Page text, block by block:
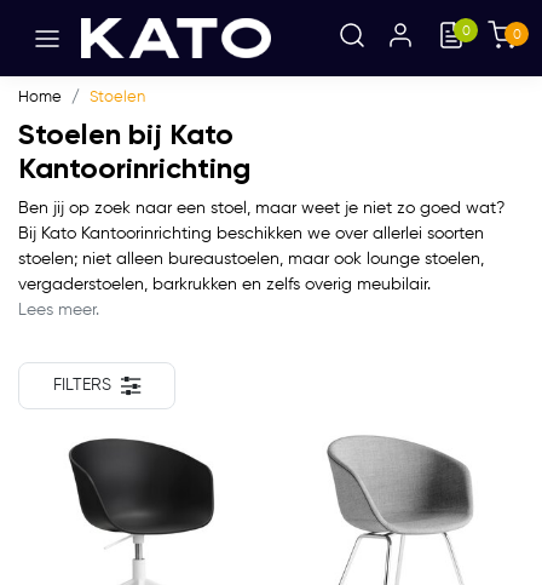
0 0
Home Stoelen
Stoelen bij Kato
Kantoorinrichting
Ben jij op zoek naar een stoel, maar weet je niet zo goed wat?
Bij Kato Kantoorinrichting beschikken we over allerlei soorten
stoelen; niet alleen bureaustoelen, maar ook lounge stoelen,
vergaderstoelen, barkrukken en zelfs overig meubilair.
Lees meer.
FILTERS